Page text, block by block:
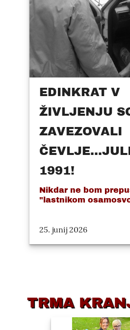
EDINKRAT V
ŽIVLJENJU
ZAVEZOVALI
1991!
Nikdar ne bom
"lastnikom
25. junij 2026
TRMA